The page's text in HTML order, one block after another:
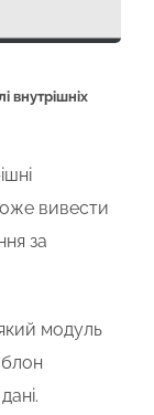
внутрішніх
вивести
за
модуль